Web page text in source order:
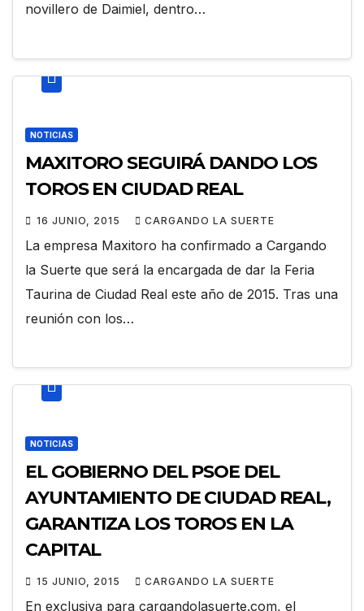
novillero de Daimiel, dentro…
NOTICIAS
MAXITORO SEGUIRÁ DANDO LOS
TOROS EN CIUDAD REAL
16 JUNIO, 2015 CARGANDO LA SUERTE
La empresa Maxitoro ha confirmado a Cargando
la Suerte que será la encargada de dar la Feria
Taurina de Ciudad Real este año de 2015. Tras una
reunión con los…
NOTICIAS
EL GOBIERNO DEL PSOE DEL
AYUNTAMIENTO DE CIUDAD REAL,
GARANTIZA LOS TOROS EN LA
CAPITAL
15 JUNIO, 2015 CARGANDO LA SUERTE
En exclusiva para cargandolasuerte.com, el